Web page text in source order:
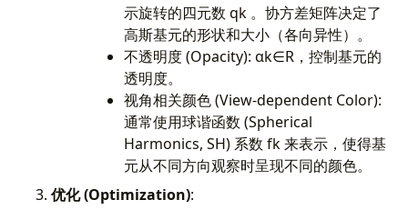
示旋转的四元数 qk​ 。协方差矩阵决定了
高斯基元的形状和大小（各向异性）。
不透明度 (Opacity): αk​∈R，控制基元的
透明度。
视角相关颜色 (View-dependent Color):
通常使用球谐函数 (Spherical
Harmonics, SH) 系数 fk​ 来表示，使得基
元从不同方向观察时呈现不同的颜色。
优化 (Optimization):